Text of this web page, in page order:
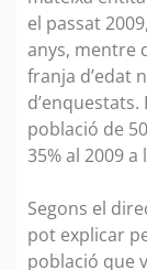
el passat
anys, mentre
franja d’edat
població de
35% al 2009 a
Segons el
pot explicar
població que